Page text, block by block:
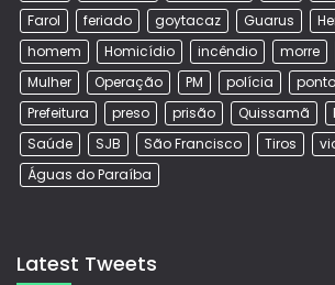
Farol
feriado goytacaz Guarus
homem
Homicídio incêndio morre
Mulher
Operação PM polícia
Prefeitura
preso prisão Quissamã
Saúde
SJB São Francisco Tiros
Águas do Paraíba
Latest Tweets